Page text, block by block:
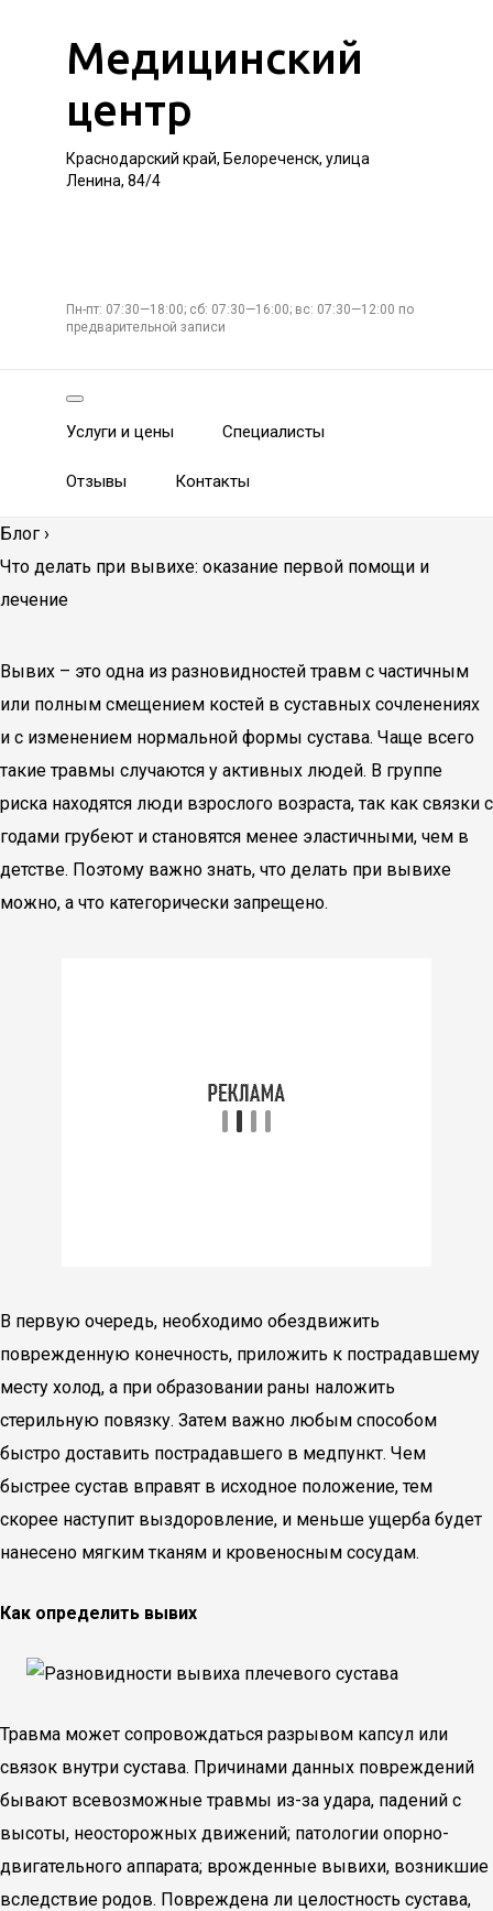
Медицинский
центр
Краснодарский край, Белореченск, улица
Ленина, 84/4
Пн-пт: 07:30—18:00; сб: 07:30—16:00; вс: 07:30—12:00 по
предварительной записи
Услуги и цены Специалисты
Отзывы Контакты
Блог ›
Что делать при вывихе: оказание первой помощи и
лечение
Вывих – это одна из разновидностей травм с частичным
или полным смещением костей в суставных сочленениях
и с изменением нормальной формы сустава. Чаще всего
такие травмы случаются у активных людей. В группе
риска находятся люди взрослого возраста, так как связки с
годами грубеют и становятся менее эластичными, чем в
детстве. Поэтому важно знать, что делать при вывихе
можно, а что категорически запрещено.
В первую очередь, необходимо обездвижить
поврежденную конечность, приложить к пострадавшему
месту холод, а при образовании раны наложить
стерильную повязку. Затем важно любым способом
быстро доставить пострадавшего в медпункт. Чем
быстрее сустав вправят в исходное положение, тем
скорее наступит выздоровление, и меньше ущерба будет
нанесено мягким тканям и кровеносным сосудам.
Как определить вывих
Травма может сопровождаться разрывом капсул или
связок внутри сустава. Причинами данных повреждений
бывают всевозможные травмы из-за удара, падений с
высоты, неосторожных движений; патологии опорно-
двигательного аппарата; врожденные вывихи, возникшие
вследствие родов. Повреждена ли целостность сустава,